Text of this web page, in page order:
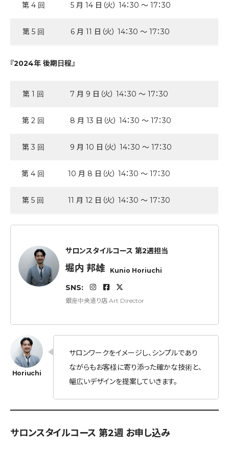
第 4 回 5 月 14 日（火） 14：30 ～ 17：30
第 5 回 6 月 11 日（火） 14：30 ～ 17：30
『2024年 後期日程』
第 1 回 7 月 9 日（火） 14：30 ～ 17：30
第 2 回 8 月 13 日（火） 14：30 ～ 17：30
第 3 回 9 月 10 日（火） 14：30 ～ 17：30
第 4 回 10 月 8 日（火） 14：30 ～ 17：30
第 5 回 11 月 12 日（火） 14：30 ～ 17：30
サロンスタイルコース 第2週担当
堀内 邦雄 Kunio Horiuchi
SNS:
銀座中央通り店 Art Director
サロンワークをイメージし、シンプルであり
ながらもお客様に寄り添った確かな技術と、
幅広いデザインを提案していきます。
サロンスタイルコース 第2週 お申し込み